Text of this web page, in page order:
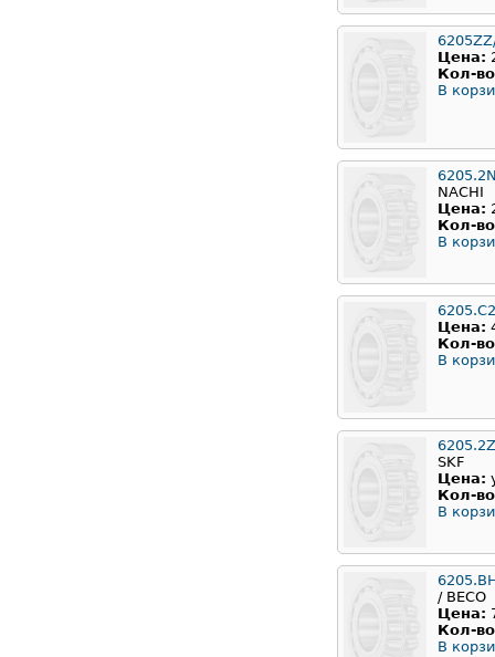
Цена:
Кол-
В
NACHI
Цена:
Кол-
В
Цена:
Кол-
В
SKF
Цена:
Кол-
В
/ BECO
Цена:
Кол-
В